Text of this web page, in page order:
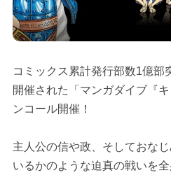
コミックス累計発行部数1億部
開催された「マンガダイブ『
ンコール開催！
主人公の信や政、そしておな
いるかのような迫真の戦いを全